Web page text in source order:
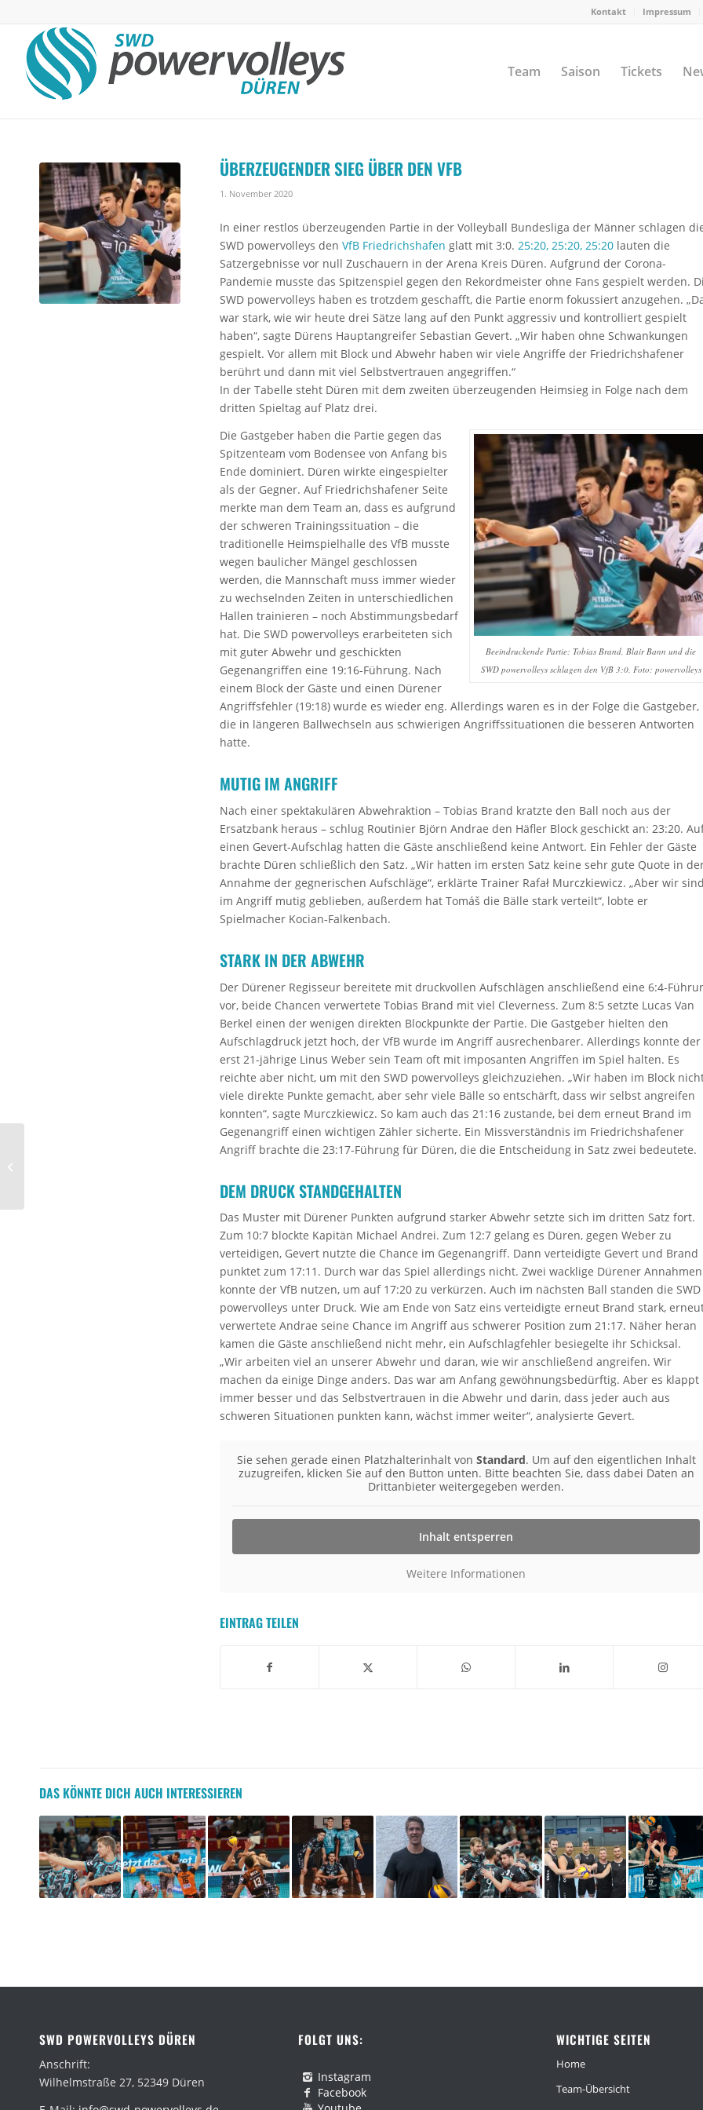
Kontakt Impressum
Team Saison Tickets
ÜBERZEUGENDER SIEG ÜBER DEN VFB
1. November 2020
In einer restlos überzeugenden Partie in der Volleyball Bundesliga der Männer schlagen
SWD powervolleys den VfB Friedrichshafen glatt mit 3:0. 25:20, 25:20, 25:20 lauten die
Satzergebnisse vor null Zuschauern in der Arena Kreis Düren. Aufgrund der Corona-
Pandemie musste das Spitzenspiel gegen den Rekordmeister ohne Fans gespielt werden.
SWD powervolleys haben es trotzdem geschafft, die Partie enorm fokussiert anzugehen.
war stark, wie wir heute drei Sätze lang auf den Punkt aggressiv und kontrolliert gespielt
haben“, sagte Dürens Hauptangreifer Sebastian Gevert. „Wir haben ohne Schwankungen
gespielt. Vor allem mit Block und Abwehr haben wir viele Angriffe der Friedrichshafener
berührt und dann mit viel Selbstvertrauen angegriffen.“
In der Tabelle steht Düren mit dem zweiten überzeugenden Heimsieg in Folge nach dem
dritten Spieltag auf Platz drei.
Beeindruckende Partie: Tobias Brand, Blair Bann und die
SWD powervolleys schlagen den VfB 3:0. Foto: powervolleys
Die Gastgeber haben die Partie gegen das
Spitzenteam vom Bodensee von Anfang bis
Ende dominiert. Düren wirkte eingespielter
als der Gegner. Auf Friedrichshafener Seite
merkte man dem Team an, dass es aufgrund
der schweren Trainingssituation – die
traditionelle Heimspielhalle des VfB musste
wegen baulicher Mängel geschlossen
werden, die Mannschaft muss immer wieder
zu wechselnden Zeiten in unterschiedlichen
Hallen trainieren – noch Abstimmungsbedarf
hat. Die SWD powervolleys erarbeiteten sich
mit guter Abwehr und geschickten
Gegenangriffen eine 19:16-Führung. Nach
einem Block der Gäste und einen Dürener
Angriffsfehler (19:18) wurde es wieder eng. Allerdings waren es in der Folge die Gastgeber,
die in längeren Ballwechseln aus schwierigen Angriffssituationen die besseren Antworten
hatte.
MUTIG IM ANGRIFF
Nach einer spektakulären Abwehraktion – Tobias Brand kratzte den Ball noch aus der
Ersatzbank heraus – schlug Routinier Björn Andrae den Häfler Block geschickt an: 23:20.
einen Gevert-Aufschlag hatten die Gäste anschließend keine Antwort. Ein Fehler der Gäste
brachte Düren schließlich den Satz. „Wir hatten im ersten Satz keine sehr gute Quote in
Annahme der gegnerischen Aufschläge“, erklärte Trainer Rafał Murczkiewicz. „Aber wir
im Angriff mutig geblieben, außerdem hat Tomáš die Bälle stark verteilt“, lobte er
Spielmacher Kocian-Falkenbach.
STARK IN DER ABWEHR
Der Dürener Regisseur bereitete mit druckvollen Aufschlägen anschließend eine 6:4-
vor, beide Chancen verwertete Tobias Brand mit viel Cleverness. Zum 8:5 setzte Lucas Van
Berkel einen der wenigen direkten Blockpunkte der Partie. Die Gastgeber hielten den
Aufschlagdruck jetzt hoch, der VfB wurde im Angriff ausrechenbarer. Allerdings konnte der
erst 21-jährige Linus Weber sein Team oft mit imposanten Angriffen im Spiel halten. Es
reichte aber nicht, um mit den SWD powervolleys gleichzuziehen. „Wir haben im Block
viele direkte Punkte gemacht, aber sehr viele Bälle so entschärft, dass wir selbst angreifen
konnten“, sagte Murczkiewicz. So kam auch das 21:16 zustande, bei dem erneut Brand im
Gegenangriff einen wichtigen Zähler sicherte. Ein Missverständnis im Friedrichshafener
Angriff brachte die 23:17-Führung für Düren, die die Entscheidung in Satz zwei bedeutete.
DEM DRUCK STANDGEHALTEN
Das Muster mit Dürener Punkten aufgrund starker Abwehr setzte sich im dritten Satz fort.
Zum 10:7 blockte Kapitän Michael Andrei. Zum 12:7 gelang es Düren, gegen Weber zu
verteidigen, Gevert nutzte die Chance im Gegenangriff. Dann verteidigte Gevert und Brand
punktet zum 17:11. Durch war das Spiel allerdings nicht. Zwei wacklige Dürener Annahmen
konnte der VfB nutzen, um auf 17:20 zu verkürzen. Auch im nächsten Ball standen die SWD
powervolleys unter Druck. Wie am Ende von Satz eins verteidigte erneut Brand stark,
verwertete Andrae seine Chance im Angriff aus schwerer Position zum 21:17. Näher heran
kamen die Gäste anschließend nicht mehr, ein Aufschlagfehler besiegelte ihr Schicksal.
„Wir arbeiten viel an unserer Abwehr und daran, wie wir anschließend angreifen. Wir
machen da einige Dinge anders. Das war am Anfang gewöhnungsbedürftig. Aber es klappt
immer besser und das Selbstvertrauen in die Abwehr und darin, dass jeder auch aus
schweren Situationen punkten kann, wächst immer weiter“, analysierte Gevert.
Sie sehen gerade einen Platzhalterinhalt von Standard. Um auf den eigentlichen Inhalt
zuzugreifen, klicken Sie auf den Button unten. Bitte beachten Sie, dass dabei Daten an
Drittanbieter weitergegeben werden.
Inhalt entsperren
Weitere Informationen
EINTRAG TEILEN
DAS KÖNNTE DICH AUCH INTERESSIEREN
SWD POWERVOLLEYS DÜREN
Anschrift:
Wilhelmstraße 27, 52349 Düren
FOLGT UNS:
Instagram
Facebook
WICHTIGE SEITEN
Home
Team-Übersicht